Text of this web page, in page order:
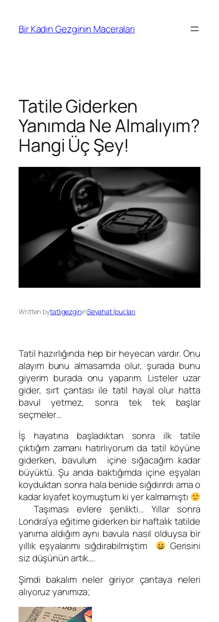
Bir Kadın Gezginin Maceraları
Tatile Giderken
Yanımda Ne Almalıyım?
Hangi Üç Şey!
Written bytatligezgininSeyahat İpuçları
Tatil hazırlığında hep bir heyecan vardır. Onu
alayım bunu almasamda olur, şurada bunu
giyerim burada onu yaparım. Listeler uzar
gider, sırt çantası ile tatil hayal olur hatta
bavul yetmez, sonra tek tek başlar
seçmeler…
İş hayatına başladıktan sonra ilk tatile
çıktığım zamanı hatırlıyorum da tatil köyüne
giderken, bavulum içine sığacağım kadar
büyüktü. Şu anda baktığımda içine eşyaları
koyduktan sonra hala benide sığdırırdı ama o
kadar kıyafet koymuştum ki yer kalmamıştı
Taşıması evlere şenlikti… Yıllar sonra
Londra’ya eğitime giderken bir haftalık tatilde
yanıma aldığım aynı bavula nasıl olduysa bir
yıllık eşyalarımı sığdırabilmiştim
Gerisini
siz düşünün artık….
Şimdi bakalım neler giriyor çantaya neleri
alıyoruz yanımıza;